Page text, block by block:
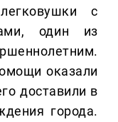
с
один из
оказали
доставили в
города.